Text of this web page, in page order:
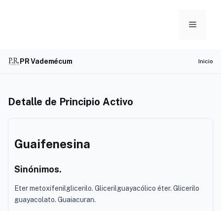
Menu
PR Vademécum Inicio
Detalle de Principio Activo
Guaifenesina
Sinónimos.
Eter metoxifenilglicerilo. Glicerilguayacólico éter. Glicerilo
guayacolato. Guaiacuran.